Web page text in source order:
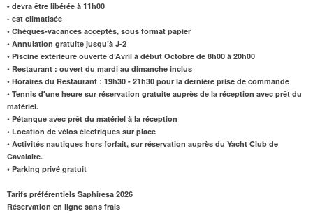
- devra être libérée à 11h00
- est climatisée
• Chèques-vacances acceptés, sous format papier
• Annulation gratuite jusqu’à J-2
• Piscine extérieure ouverte d’Avril à début Octobre de 8h00 à 20h00
• Restaurant : ouvert du mardi au dimanche inclus
• Horaires du Restaurant : 19h30 - 21h30 pour la dernière prise de commande
• Tennis d'une heure sur réservation gratuite auprès de la réception avec prêt du
matériel.
• Pétanque avec prêt du matériel à la réception
• Location de vélos électriques sur place
• Activités nautiques hors forfait, sur réservation auprès du Yacht Club de
Cavalaire.
• Parking privé gratuit
Tarifs préférentiels Saphiresa 2026
Réservation en ligne sans frais